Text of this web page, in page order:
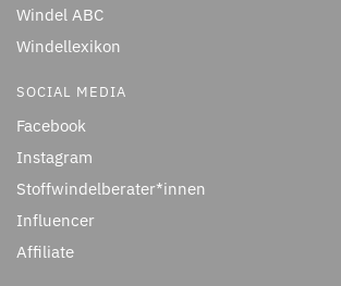
Windel ABC
Windellexikon
SOCIAL MEDIA
Facebook
Instagram
Stoffwindelberater*innen
Influencer
Affiliate